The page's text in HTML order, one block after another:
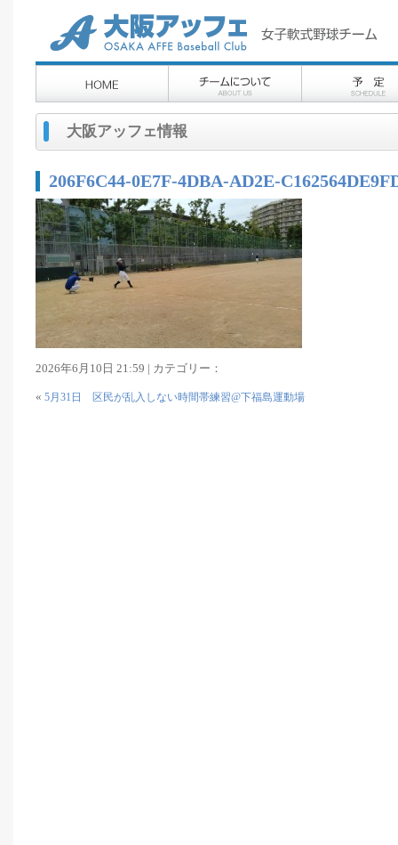
大阪アッフェ情報
206F6C44-0E7F-4DBA-AD2E-
2026年6月10日 21:59 | カテゴリー：
« 5月31日 区民が乱入しない時間帯練習@下福島運動場